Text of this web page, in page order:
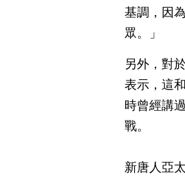
基調，因
眾。」
另外，對
表示，這
時曾經講
戰。
新唐人亞